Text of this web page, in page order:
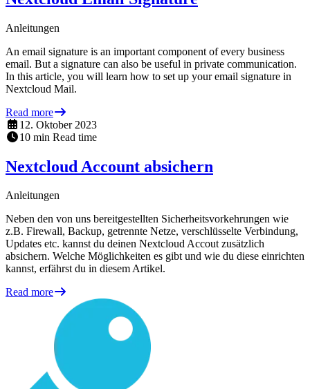
Anleitungen
An email signature is an important component of every business
email. But a signature can also be useful in private communication.
In this article, you will learn how to set up your email signature in
Nextcloud Mail.
Read more
12. Oktober 2023
10 min Read time
Nextcloud Account absichern
Anleitungen
Neben den von uns bereitgestellten Sicherheitsvorkehrungen wie
z.B. Firewall, Backup, getrennte Netze, verschlüsselte Verbindung,
Updates etc. kannst du deinen Nextcloud Accout zusätzlich
absichern. Welche Möglichkeiten es gibt und wie du diese einrichten
kannst, erfährst du in diesem Artikel.
Read more